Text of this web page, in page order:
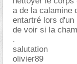
a de la calamine
entartré lors d'un
de voir si la
.
salutation
olivier89